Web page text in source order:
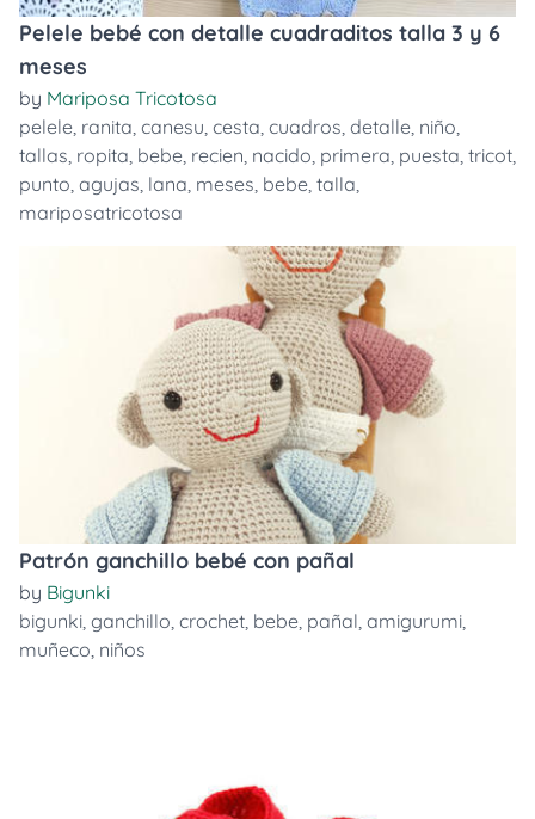
Pelele bebé con detalle cuadraditos talla 3 y 6
meses
by Mariposa Tricotosa
pelele, ranita, canesu, cesta, cuadros, detalle, niño,
tallas, ropita, bebe, recien, nacido, primera, puesta, tricot,
punto, agujas, lana, meses, bebe, talla,
mariposatricotosa
Patrón ganchillo bebé con pañal
by Bigunki
bigunki, ganchillo, crochet, bebe, pañal, amigurumi,
muñeco, niños